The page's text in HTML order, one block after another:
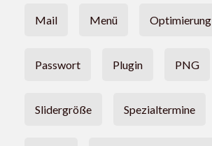
Mail Menü Optimierung
Passwort Plugin PNG
Slidergröße Spezialtermine